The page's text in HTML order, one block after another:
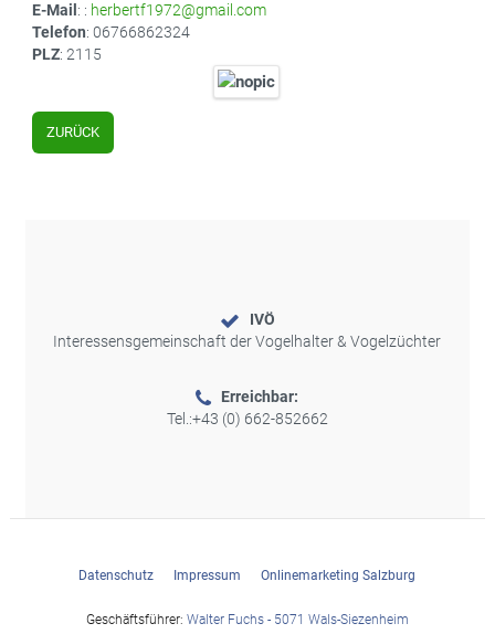
E-Mail : : herbertf1972@gmail.com
Telefon: 06766862324
PLZ: 2115
ZURÜCK
IVÖ
Interessensgemeinschaft der Vogelhalter & Vogelzüchter
Erreichbar:
Tel.:+43 (0) 662-852662
Datenschutz Impressum Onlinemarketing Salzburg
Geschäftsführer: Walter Fuchs - 5071 Wals-Siezenheim